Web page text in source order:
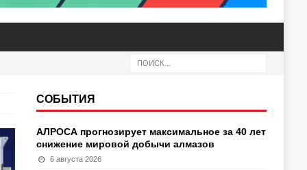
СОБЫТИЯ
АЛРОСА прогнозирует максимальное за 40 лет
снижение мировой добычи алмазов
6 августа 2026